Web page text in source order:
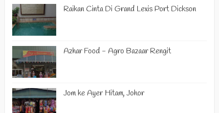
Raikan Cinta Di Grand Lexis Port Dickson
Azhar Food - Agro Bazaar Rengit
Jom ke Ayer Hitam, Johor